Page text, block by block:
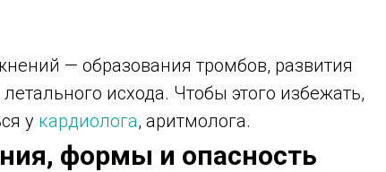
— образования тромбов, развития
исхода. Чтобы этого избежать,
у кардиолога, аритмолога.
формы и опасность